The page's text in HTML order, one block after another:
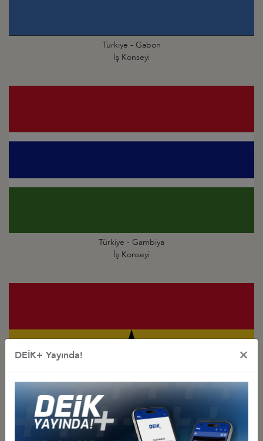
Türkiye - Gabon
İş Konseyi
Türkiye - Gambiya
İş Konseyi
DEİK+ Yayında! ×